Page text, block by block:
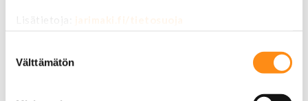
Lisätietoja: jarimaki.fi/tietosuoja
valinta
Välttämätön